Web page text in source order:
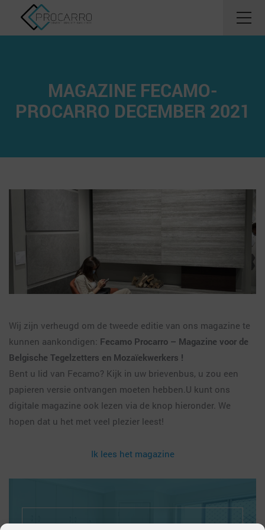
MAGAZINE FECAMO-
PROCARRO DECEMBER 2021
Wij zijn verheugd om de tweede editie van ons magazine te
kunnen aankondigen: Fecamo Procarro – Magazine voor de
Belgische Tegelzetters en Mozaïekwerkers !
Bent u lid van Fecamo? Kijk in uw brievenbus, u zou een
papieren versie ontvangen moeten hebben.U kunt ons
digitale magazine ook lezen via de knop hieronder. We
hopen dat u het met veel plezier leest!
Ik lees het magazine